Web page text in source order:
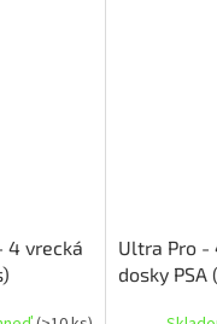
4 vrecká
Ultra Pro -
dosky PSA